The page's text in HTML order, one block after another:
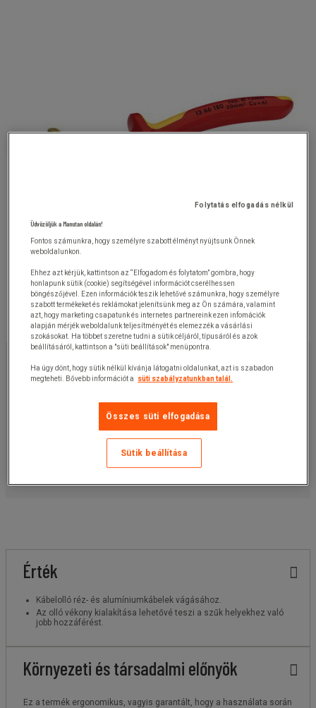
30 640,00 Ft
38 912,80 FtÁFÁ-val
1515392
Kosárba
Érték
Kábelolló réz- és alumíniumkábelek vágásához.
Az olló vékony kialakítása lehetővé teszi a szűk helyekhez való
jobb hozzáférést.
Környezeti és társadalmi előnyök
Ez a termék ergonomikus, vagyis garantált, hogy a használata során
Folytatás elfogadás nélkül
Üdvözöljük a Manutan oldalán!
Fontos számunkra, hogy személyre szabott élményt nyújtsunk Önnek
weboldalunkon.
Ehhez azt kérjük, kattintson az “Elfogadom és folytatom” gombra, hogy
honlapunk sütik (cookie) segítségével információt cserélhessen
böngészőjével. Ezen információk teszik lehetővé számunkra, hogy személyre
szabott termékeket és reklámokat jelenítsünk meg az Ön számára, valamint
azt, hogy marketing csapatunk és internetes partnereink ezen infomációk
alapján mérjék weboldalunk teljesítményét és elemezzék a vásárlási
szokásokat. Ha többet szeretne tudni a sütik céljáról, típusáról és azok
beállításáról, kattintson a "süti beállítások" menüpontra.
Ha úgy dönt, hogy sütik nélkül kívánja látogatni oldalunkat, azt is szabadon
megteheti. Bővebb információt a
süti szabályzatunkban talál.
Összes süti elfogadása
Sütik beállítása